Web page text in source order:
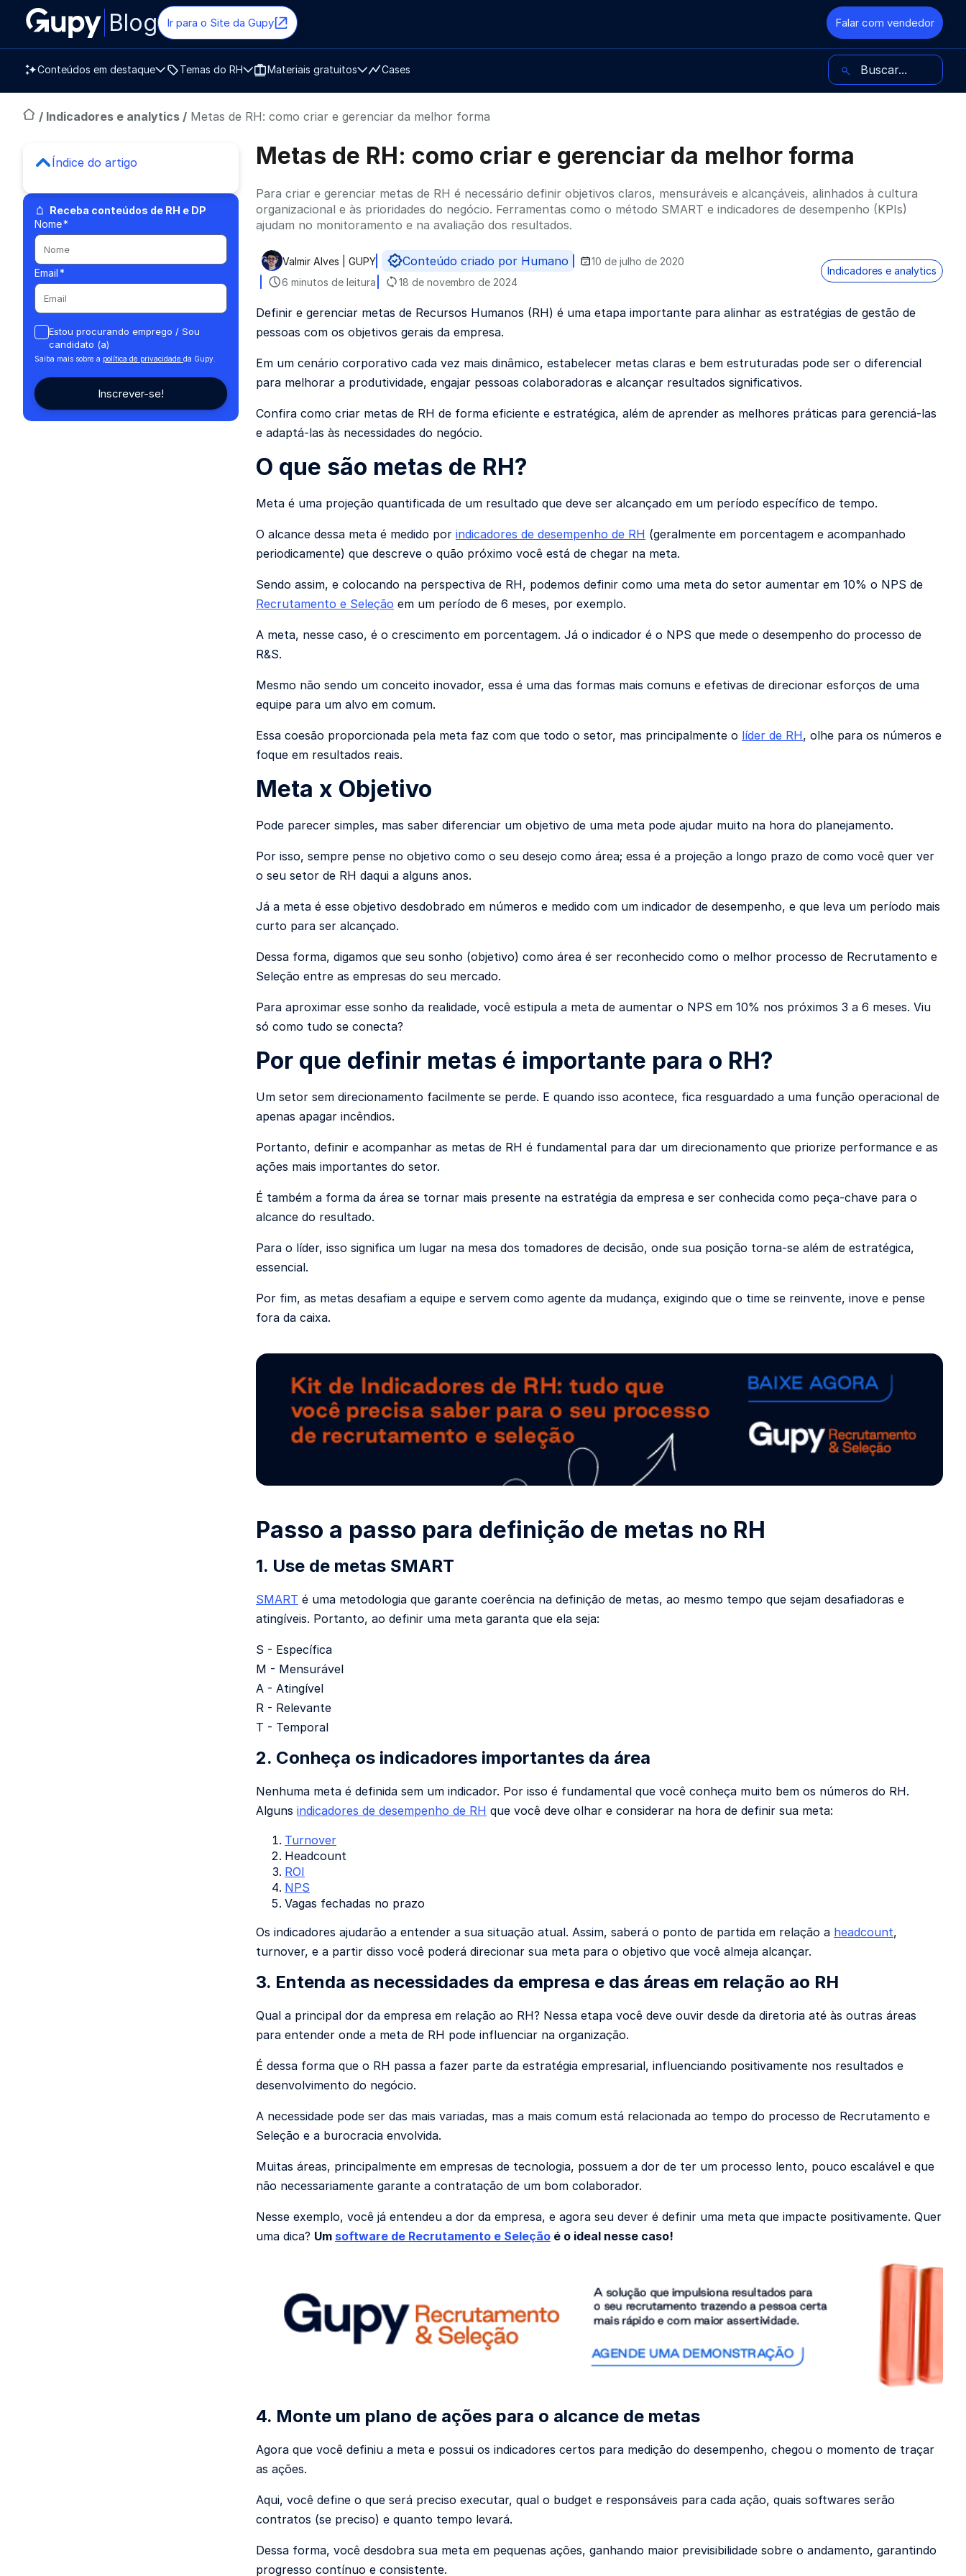
Blog Ir para o Site da Gupy Falar com vendedor
Conteúdos em destaque Temas do RH Materiais gratuitos Cases Buscar no blog
/ Indicadores e analytics / Metas de RH: como criar e gerenciar da melhor forma
Índice do artigo
Receba conteúdos de RH e DP
Nome*
Email*
Estou procurando emprego / Sou
candidato (a)
Saiba mais sobre a política de privacidade da Gupy.
Metas de RH: como criar e gerenciar da melhor forma
Para criar e gerenciar metas de RH é necessário definir objetivos claros, mensuráveis e alcançáveis, alinhados à cultura
organizacional e às prioridades do negócio. Ferramentas como o método SMART e indicadores de desempenho (KPIs)
ajudam no monitoramento e na avaliação dos resultados.
Publicado por
Valmir Alves | GUPY Conteúdo criado por Humano
10 de julho de 2020
6 minutos de leitura
18 de novembro de 2024
Indicadores e analytics
Definir e gerenciar metas de Recursos Humanos (RH) é uma etapa importante para alinhar as estratégias de gestão de
pessoas com os objetivos gerais da empresa.
Em um cenário corporativo cada vez mais dinâmico, estabelecer metas claras e bem estruturadas pode ser o diferencial
para melhorar a produtividade, engajar pessoas colaboradoras e alcançar resultados significativos.
Confira como criar metas de RH de forma eficiente e estratégica, além de aprender as melhores práticas para gerenciá-las
e adaptá-las às necessidades do negócio.
O que são metas de RH?
Meta é uma projeção quantificada de um resultado que deve ser alcançado em um período específico de tempo.
O alcance dessa meta é medido por indicadores de desempenho de RH (geralmente em porcentagem e acompanhado
periodicamente) que descreve o quão próximo você está de chegar na meta.
Sendo assim, e colocando na perspectiva de RH, podemos definir como uma meta do setor aumentar em 10% o NPS de
Recrutamento e Seleção em um período de 6 meses, por exemplo.
A meta, nesse caso, é o crescimento em porcentagem. Já o indicador é o NPS que mede o desempenho do processo de
R&S.
Mesmo não sendo um conceito inovador, essa é uma das formas mais comuns e efetivas de direcionar esforços de uma
equipe para um alvo em comum.
Essa coesão proporcionada pela meta faz com que todo o setor, mas principalmente o líder de RH, olhe para os números e
foque em resultados reais.
Meta x Objetivo
Pode parecer simples, mas saber diferenciar um objetivo de uma meta pode ajudar muito na hora do planejamento.
Por isso, sempre pense no objetivo como o seu desejo como área; essa é a projeção a longo prazo de como você quer ver
o seu setor de RH daqui a alguns anos.
Já a meta é esse objetivo desdobrado em números e medido com um indicador de desempenho, e que leva um período mais
curto para ser alcançado.
Dessa forma, digamos que seu sonho (objetivo) como área é ser reconhecido como o melhor processo de Recrutamento e
Seleção entre as empresas do seu mercado.
Para aproximar esse sonho da realidade, você estipula a meta de aumentar o NPS em 10% nos próximos 3 a 6 meses. Viu
só como tudo se conecta?
Por que definir metas é importante para o RH?
Um setor sem direcionamento facilmente se perde. E quando isso acontece, fica resguardado a uma função operacional de
apenas apagar incêndios.
Portanto, definir e acompanhar as metas de RH é fundamental para dar um direcionamento que priorize performance e as
ações mais importantes do setor.
É também a forma da área se tornar mais presente na estratégia da empresa e ser conhecida como peça-chave para o
alcance do resultado.
Para o líder, isso significa um lugar na mesa dos tomadores de decisão, onde sua posição torna-se além de estratégica,
essencial.
Por fim, as metas desafiam a equipe e servem como agente da mudança, exigindo que o time se reinvente, inove e pense
fora da caixa.
Passo a passo para definição de metas no RH
1. Use de metas SMART
SMART é uma metodologia que garante coerência na definição de metas, ao mesmo tempo que sejam desafiadoras e
atingíveis. Portanto, ao definir uma meta garanta que ela seja:
S - Específica
M - Mensurável
A - Atingível
R - Relevante
T - Temporal
2. Conheça os indicadores importantes da área
Nenhuma meta é definida sem um indicador. Por isso é fundamental que você conheça muito bem os números do RH.
Alguns indicadores de desempenho de RH que você deve olhar e considerar na hora de definir sua meta:
Turnover
Headcount
ROI
NPS
Vagas fechadas no prazo
Os indicadores ajudarão a entender a sua situação atual. Assim, saberá o ponto de partida em relação a headcount,
turnover, e a partir disso você poderá direcionar sua meta para o objetivo que você almeja alcançar.
3. Entenda as necessidades da empresa e das áreas em relação ao RH
Qual a principal dor da empresa em relação ao RH? Nessa etapa você deve ouvir desde da diretoria até às outras áreas
para entender onde a meta de RH pode influenciar na organização.
É dessa forma que o RH passa a fazer parte da estratégia empresarial, influenciando positivamente nos resultados e
desenvolvimento do negócio.
A necessidade pode ser das mais variadas, mas a mais comum está relacionada ao tempo do processo de Recrutamento e
Seleção e a burocracia envolvida.
Muitas áreas, principalmente em empresas de tecnologia, possuem a dor de ter um processo lento, pouco escalável e que
não necessariamente garante a contratação de um bom colaborador.
Nesse exemplo, você já entendeu a dor da empresa, e agora seu dever é definir uma meta que impacte positivamente. Quer
uma dica? Um software de Recrutamento e Seleção é o ideal nesse caso!
4. Monte um plano de ações para o alcance de metas
Agora que você definiu a meta e possui os indicadores certos para medição do desempenho, chegou o momento de traçar
as ações.
Aqui, você define o que será preciso executar, qual o budget e responsáveis para cada ação, quais softwares serão
contratos (se preciso) e quanto tempo levará.
Dessa forma, você desdobra sua meta em pequenas ações, ganhando maior previsibilidade sobre o andamento, garantindo
progresso contínuo e consistente.